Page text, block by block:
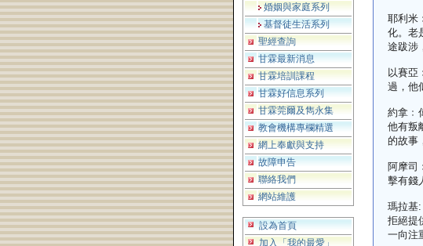
婚姻與家庭系列
基督徒生活系列
聖經查詢
甘霖最新消息
甘霖培訓課程
甘霖好信息系列
甘霖莞爾及雋永集
教會機構專欄精選
網上奉獻與支持
故障申告
聯絡我們
網站維護
設為首頁
加入「我的最愛」
耶利米
化。老
途跋涉
以賽亞
過，他
約拿﹕
他有叛
的故事
阿摩司
擊有錢
瑪拉基
拒絕提
一向注